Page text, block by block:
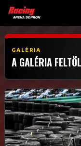
GALÉRIA
A GALÉRIA